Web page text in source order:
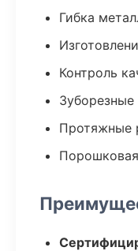
Гибка
Контроль
Протяжные